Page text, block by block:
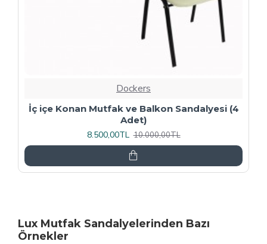
Dockers
Kapitoneli Sandalye (Deri) (4 Adet) - Yeşil
9.600,00TL 12.000,00TL
Lux Mutfak Sandalyelerinden Bazı
Örnekler